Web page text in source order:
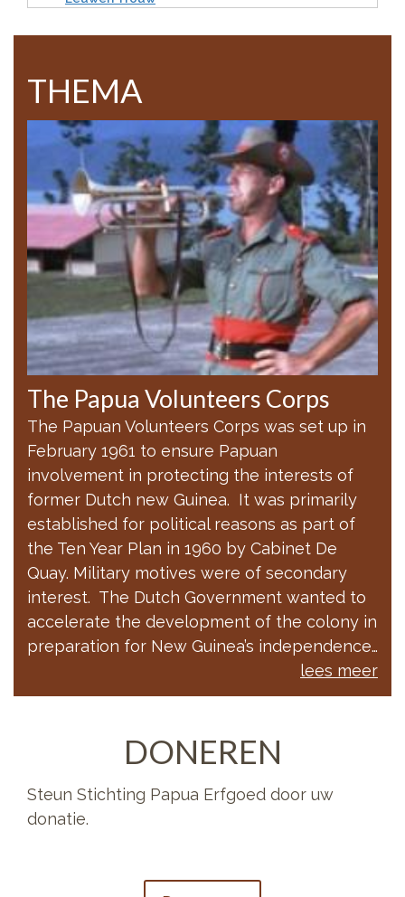
THEMA
The Papua Volunteers Corps
The Papuan Volunteers Corps was set up in
February 1961 to ensure Papuan
involvement in protecting the interests of
former Dutch new Guinea. It was primarily
established for political reasons as part of
the Ten Year Plan in 1960 by Cabinet De
Quay. Military motives were of secondary
interest. The Dutch Government wanted to
accelerate the development of the colony in
preparation for New Guinea’s independence…
lees meer
DONEREN
Steun Stichting Papua Erfgoed door uw
donatie.